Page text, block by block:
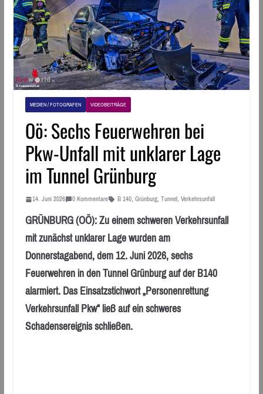
MEDIEN / FOTOGRAFEN VIDEOBEITRÄGE
Oö: Sechs Feuerwehren bei
Pkw-Unfall mit unklarer Lage
im Tunnel Grünburg
14. Juni 2026 0 Kommentare B 140, Grünburg, Tunnel, Verkehrsunfall
GRÜNBURG (OÖ): Zu einem schweren Verkehrsunfall
mit zunächst unklarer Lage wurden am
Donnerstagabend, dem 12. Juni 2026, sechs
Feuerwehren in den Tunnel Grünburg auf der B140
alarmiert. Das Einsatzstichwort „Personenrettung
Verkehrsunfall Pkw“ ließ auf ein schweres
Schadensereignis schließen.